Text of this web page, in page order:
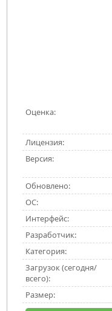
Оценка:
Лицензия:
Версия:
Обновлено:
ОС:
Интерфейс:
Разработчик:
Категория:
Загрузок (сегодня/
всего):
Размер: